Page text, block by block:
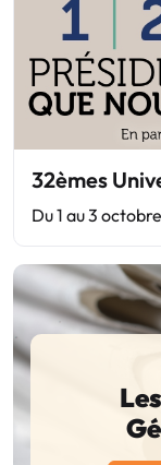
32èmes
Du 1 au 3